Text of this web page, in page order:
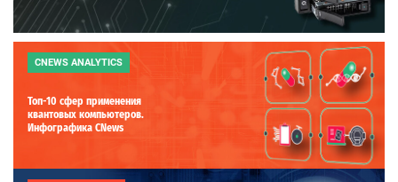
CNEWS ANALYTICS
Топ-10 сфер применения
квантовых компьютеров.
Инфографика CNews